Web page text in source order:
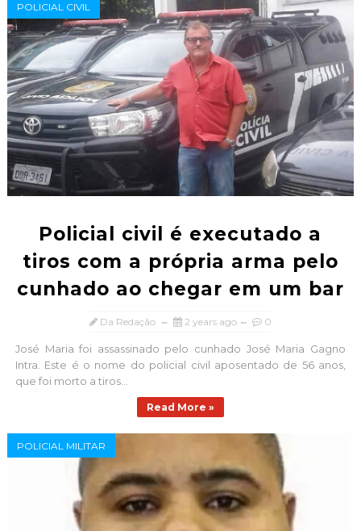
POLICIAL CIVIL
Policial civil é executado a
tiros com a própria arma pelo
cunhado ao chegar em um bar
Da Redação 2 years ago 0
José Maria foi assassinado pelo cunhado José Maria Gagno
Intra. Este é o nome do policial civil aposentado de 56 anos,
que foi morto a tiros...
Read More »
POLICIAL MILITAR